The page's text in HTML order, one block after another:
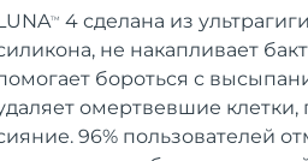
TM
4 сделана из
не накапливает
бороться с
омертвевшие клетки,
96% пользователей